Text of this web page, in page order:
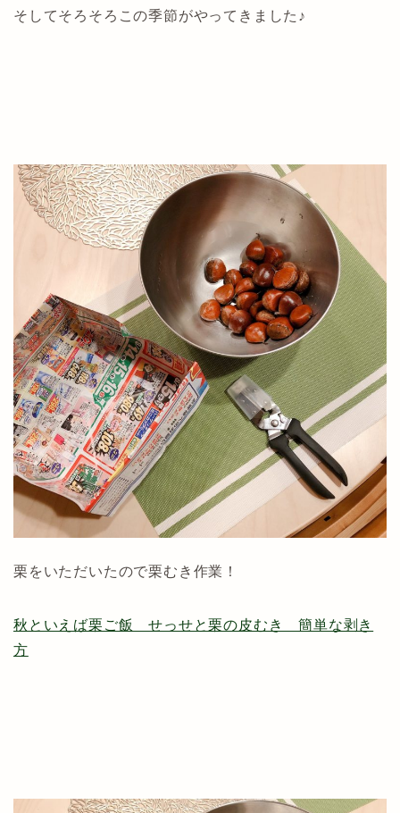
そしてそろそろこの季節がやってきました♪
栗をいただいたので栗むき作業！
秋といえば栗ご飯 せっせと栗の皮むき 簡単な剥き
方